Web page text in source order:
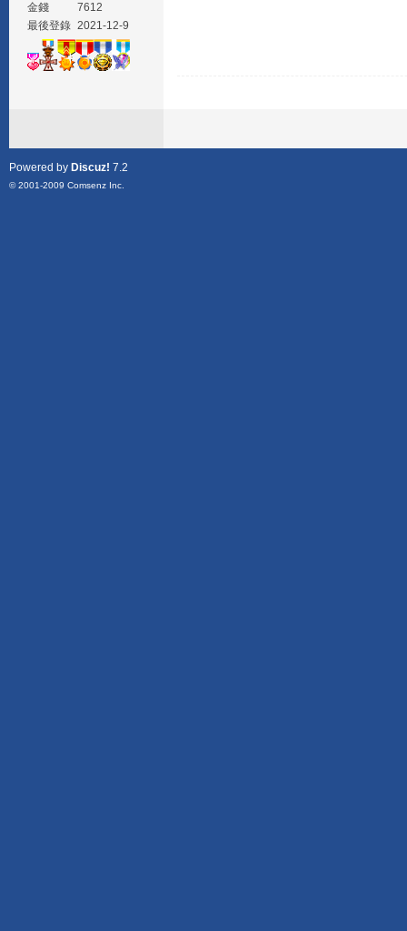
金錢
7612
最後登錄 2021-12-9
Powered by Discuz! 7.2
© 2001-2009 Comsenz Inc.